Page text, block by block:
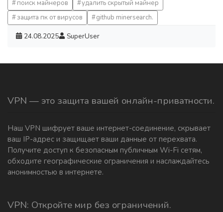
поиск майнеров
удалить скрытый майнер
защита пк от вирусов
github minersearch.
24.08.2025 SuperUser
VPN — это защита вашей онлайн-приватности.
Наш VPN шифрует ваше интернет-соединение, скрывает
ваш IP-адрес и защищает ваши данные от перехвата.
Получите доступ к безопасным публичным Wi-Fi сетям,
обходите географические ограничения и наслаждайтесь
анонимностью в интернете.
VPN: Откройте мир без ограничений.